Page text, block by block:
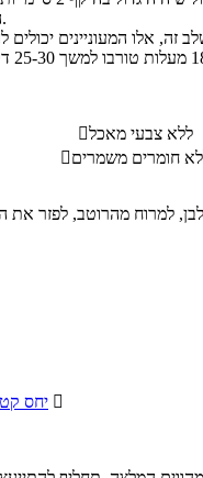
התבנית ולקפל את הבצק העודף כלפי פנימה ליצירת שוליים עבים.
ללא צבעי מאכל
חומרים משמרים
שווים, כל חלק לרדד למלבן,
יחס 